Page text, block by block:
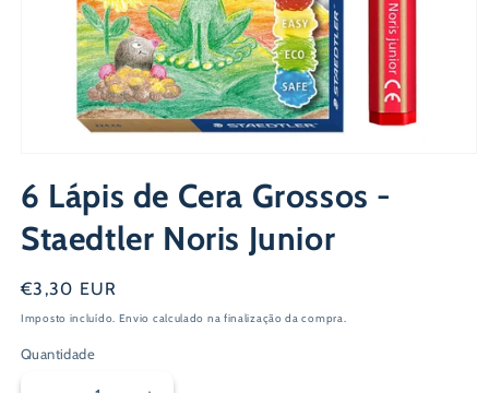
multimédia
1
em
modal
6 Lápis de Cera Grossos -
Staedtler Noris Junior
Preço
normal
€3,30 EUR
Imposto incluído. Envio calculado na finalização da compra.
Quantidade